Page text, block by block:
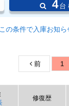
4台
この条件で入庫お知
前 1
修復歴